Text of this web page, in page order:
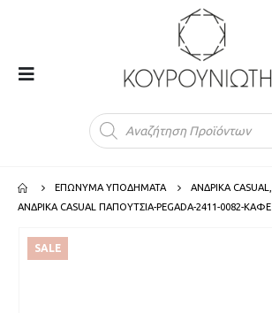
ΕΠΩΝΥΜΑ ΥΠΟΔΗΜΑΤΑ ΑΝΔΡΙΚΑ CASUAL
ΑΝΔΡΙΚΑ CASUAL ΠΑΠΟΥΤΣΙΑ-PEGADA-2411-0082-ΚΑΦΕ
SALE